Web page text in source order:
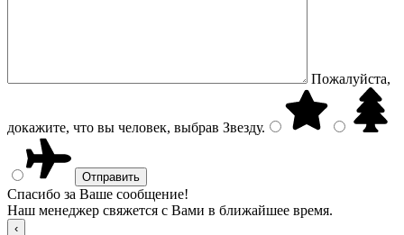
Пожалуйста,
докажите, что вы человек, выбрав Звезду.
Спасибо за Ваше сообщение!
Наш менеджер свяжется с Вами в ближайшее время.